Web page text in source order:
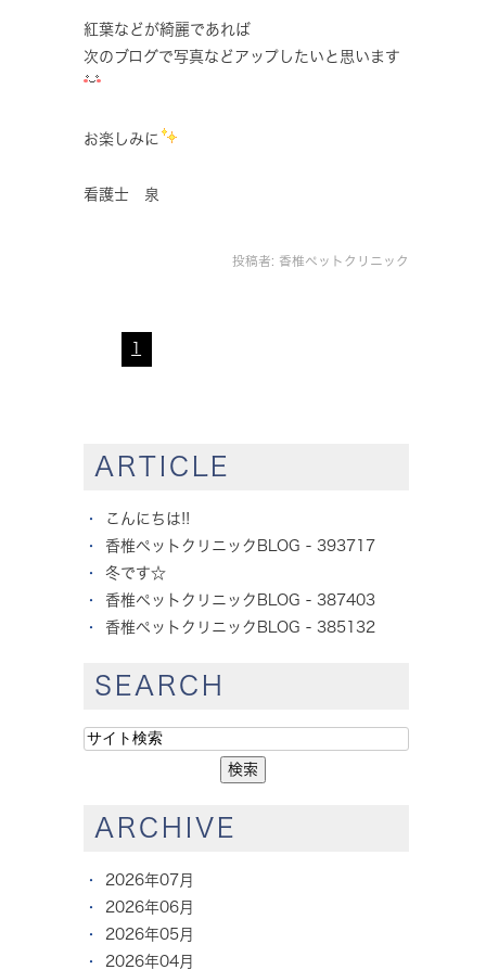
紅葉などが綺麗であれば
次のブログで写真などアップしたいと思います
お楽しみに
看護士 泉
投稿者: 香椎ペットクリニック
ARTICLE
こんにちは!!
香椎ペットクリニックBLOG - 393717
冬です☆
香椎ペットクリニックBLOG - 387403
香椎ペットクリニックBLOG - 385132
SEARCH
ARCHIVE
2026年07月
2026年06月
2026年05月
2026年04月